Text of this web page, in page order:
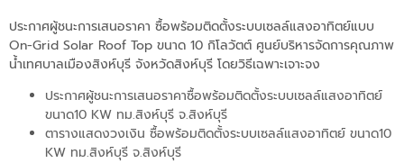
ประกาศผู้ชนะการเสนอราคา ซื้อพร้อมติดตั้งระบบเซลล์แสงอาทิตย์แบบ
On-Grid Solar Roof Top ขนาด 10 กิโลวัตต์ ศูนย์บริหารจัดการคุณภาพ
น้ำเทศบาลเมืองสิงห์บุรี จังหวัดสิงห์บุรี โดยวิธีเฉพาะเจาะจง
ประกาศผู้ชนะการเสนอราคาซื้อพร้อมติดตั้งระบบเซลล์แสงอาทิตย์
ขนาด10 KW ทม.สิงห์บุรี จ.สิงห์บุรี
ตารางแสดงวงเงิน ซื้อพร้อมติดตั้งระบบเซลล์แสงอาทิตย์ ขนาด10
KW ทม.สิงห์บุรี จ.สิงห์บุรี